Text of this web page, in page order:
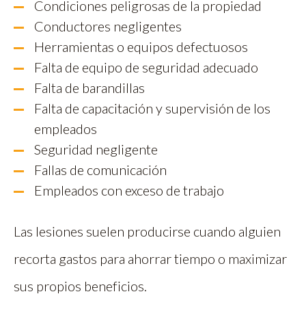
Condiciones peligrosas de la propiedad
Conductores negligentes
Herramientas o equipos defectuosos
Falta de equipo de seguridad adecuado
Falta de barandillas
Falta de capacitación y supervisión de los
empleados
Seguridad negligente
Fallas de comunicación
Empleados con exceso de trabajo
Las lesiones suelen producirse cuando alguien
recorta gastos para ahorrar tiempo o maximizar
sus propios beneficios.